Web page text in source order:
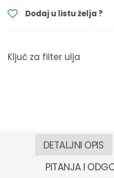
Dodaj u listu želja ?
Ključ za filter ulja
DETALJNI OPIS
PITANJA I